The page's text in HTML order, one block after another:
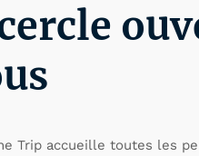
Trip accueille toutes les